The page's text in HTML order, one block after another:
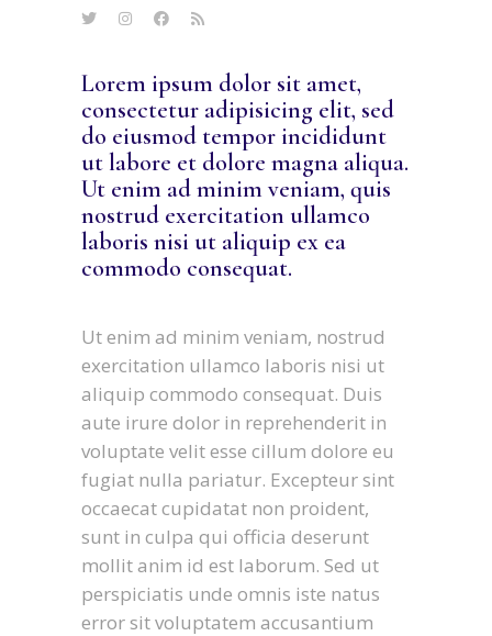
Lorem ipsum dolor sit amet,
consectetur adipisicing elit, sed
do eiusmod tempor incididunt
ut labore et dolore magna aliqua.
Ut enim ad minim veniam, quis
nostrud exercitation ullamco
laboris nisi ut aliquip ex ea
commodo consequat.
Ut enim ad minim veniam, nostrud
exercitation ullamco laboris nisi ut
aliquip commodo consequat. Duis
aute irure dolor in reprehenderit in
voluptate velit esse cillum dolore eu
fugiat nulla pariatur. Excepteur sint
occaecat cupidatat non proident,
sunt in culpa qui officia deserunt
mollit anim id est laborum. Sed ut
perspiciatis unde omnis iste natus
error sit voluptatem accusantium